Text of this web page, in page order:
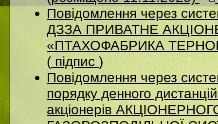
Повідомлення через
ДЗЗА ПРИВАТНЕ
«ПТАХОФАБРИКА
( підпис )
Повідомлення через
порядку денного
акціонерів